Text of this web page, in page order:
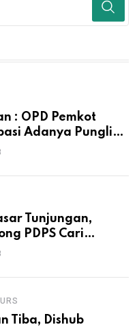
: OPD Pemkot
Adanya Pungli
dan Surat Ijo
Tunjungan,
PDPS Cari
Tiba, Dishub